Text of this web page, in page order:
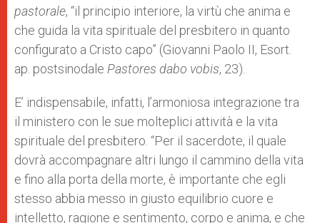
pastorale, “il principio interiore, la virtù che anima e
che guida la vita spirituale del presbitero in quanto
configurato a Cristo capo” (Giovanni Paolo II, Esort.
ap. postsinodale Pastores dabo vobis, 23).
E’ indispensabile, infatti, l’armoniosa integrazione tra
il ministero con le sue molteplici attività e la vita
spirituale del presbitero. “Per il sacerdote, il quale
dovrà accompagnare altri lungo il cammino della vita
e fino alla porta della morte, è importante che egli
stesso abbia messo in giusto equilibrio cuore e
intelletto, ragione e sentimento, corpo e anima, e che